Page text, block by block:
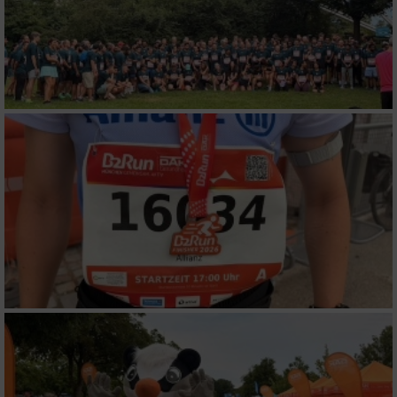
Nicht-IAB-Verarbeitungszwecke:
Notwendig
Performance